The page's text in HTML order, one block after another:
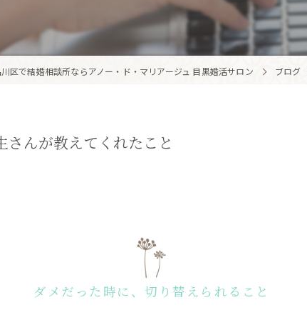
婚活
区で結婚相談所ならアノー・ド・マリアージュ 目黒婚活サロン ブログ
さんが教えてくれたこと
ダメだった時に、切り替えられること